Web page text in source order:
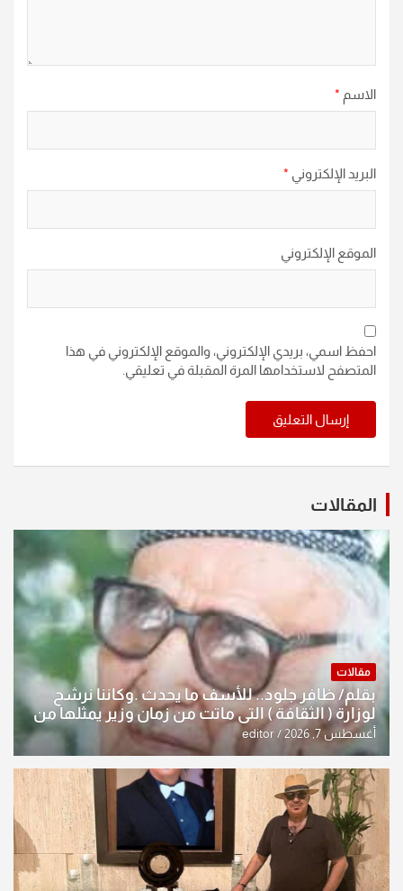
الاسم *
البريد الإلكتروني *
الموقع الإلكتروني
احفظ اسمي، بريدي الإلكتروني، والموقع الإلكتروني في هذا
المتصفح لاستخدامها المرة المقبلة في تعليقي.
المقالات
مقالات
بقلم/ ظافر جلود.. للأسف ما يحدث .وكاننا نرشح
لوزارة ( الثقافة ) التي ماتت من زمان وزير يمثلها من
النخبة والإرث العظيم للثقافة العراقية..
أغسطس 7, 2026 editor